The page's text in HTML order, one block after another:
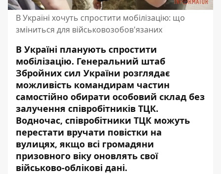
В Україні хочуть спростити мобілізацію: що
зміниться для військовозобов'язаних
В Україні планують спростити
мобілізацію. Генеральний штаб
Збройних сил України розглядає
можливість командирам частин
самостійно обирати особовий склад без
залучення співробітників ТЦК.
Водночас, співробітники ТЦК можуть
перестати вручати повістки на
вулицях, якщо всі громадяни
призовного віку оновлять свої
військово-облікові дані.